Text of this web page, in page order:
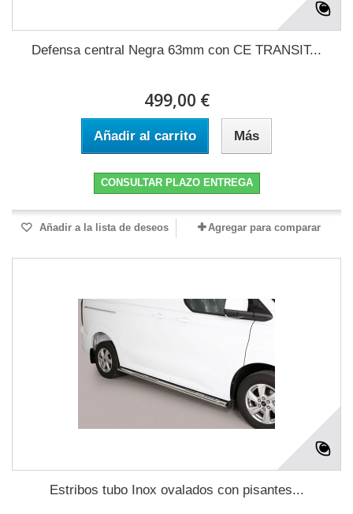
Defensa central Negra 63mm con CE TRANSIT...
499,00 €
Añadir al carrito Más
CONSULTAR PLAZO ENTREGA
Añadir a la lista de deseos Agregar para comparar
Estribos tubo Inox ovalados con pisantes...